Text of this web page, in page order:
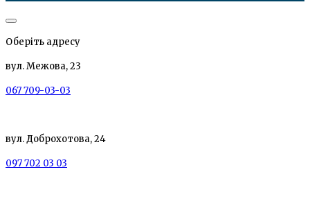
Оберіть адресу
вул. Межова, 23
067 709-03-03
вул. Доброхотова, 24
097 702 03 03